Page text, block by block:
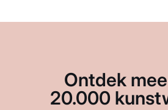
Ontdek
20.000